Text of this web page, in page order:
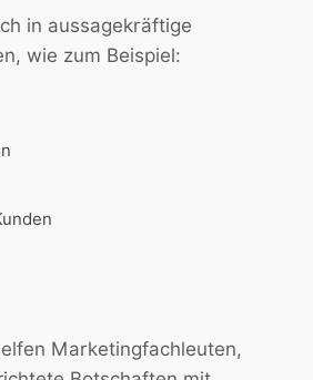
in aussagekräftige
wie zum Beispiel:
Marketingfachleuten,